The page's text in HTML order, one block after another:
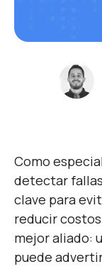
Como
detectar
clave para
reducir costos
mejor aliado:
puede